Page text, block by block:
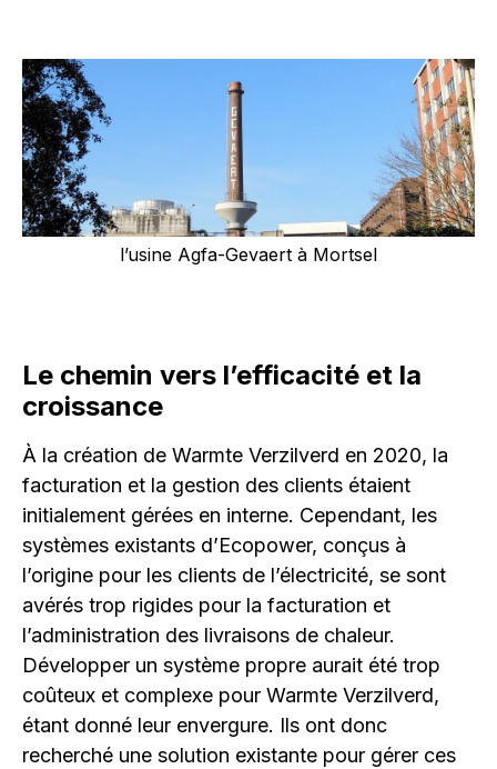
l’usine Agfa-Gevaert à Mortsel
Le chemin vers l’efficacité et la
croissance
À la création de Warmte Verzilverd en 2020, la
facturation et la gestion des clients étaient
initialement gérées en interne. Cependant, les
systèmes existants d’Ecopower, conçus à
l’origine pour les clients de l’électricité, se sont
avérés trop rigides pour la facturation et
l’administration des livraisons de chaleur.
Développer un système propre aurait été trop
coûteux et complexe pour Warmte Verzilverd,
étant donné leur envergure. Ils ont donc
recherché une solution existante pour gérer ces